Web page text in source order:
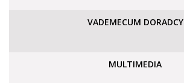
VADEMECUM DORADCY
MULTIMEDIA